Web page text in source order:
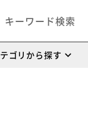
ゴリから探す